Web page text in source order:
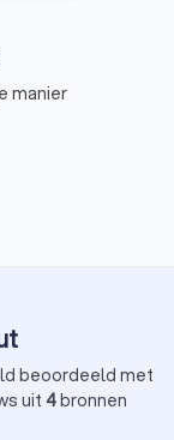
manier
bij u
een
beoordeeld met
uit 4bronnen